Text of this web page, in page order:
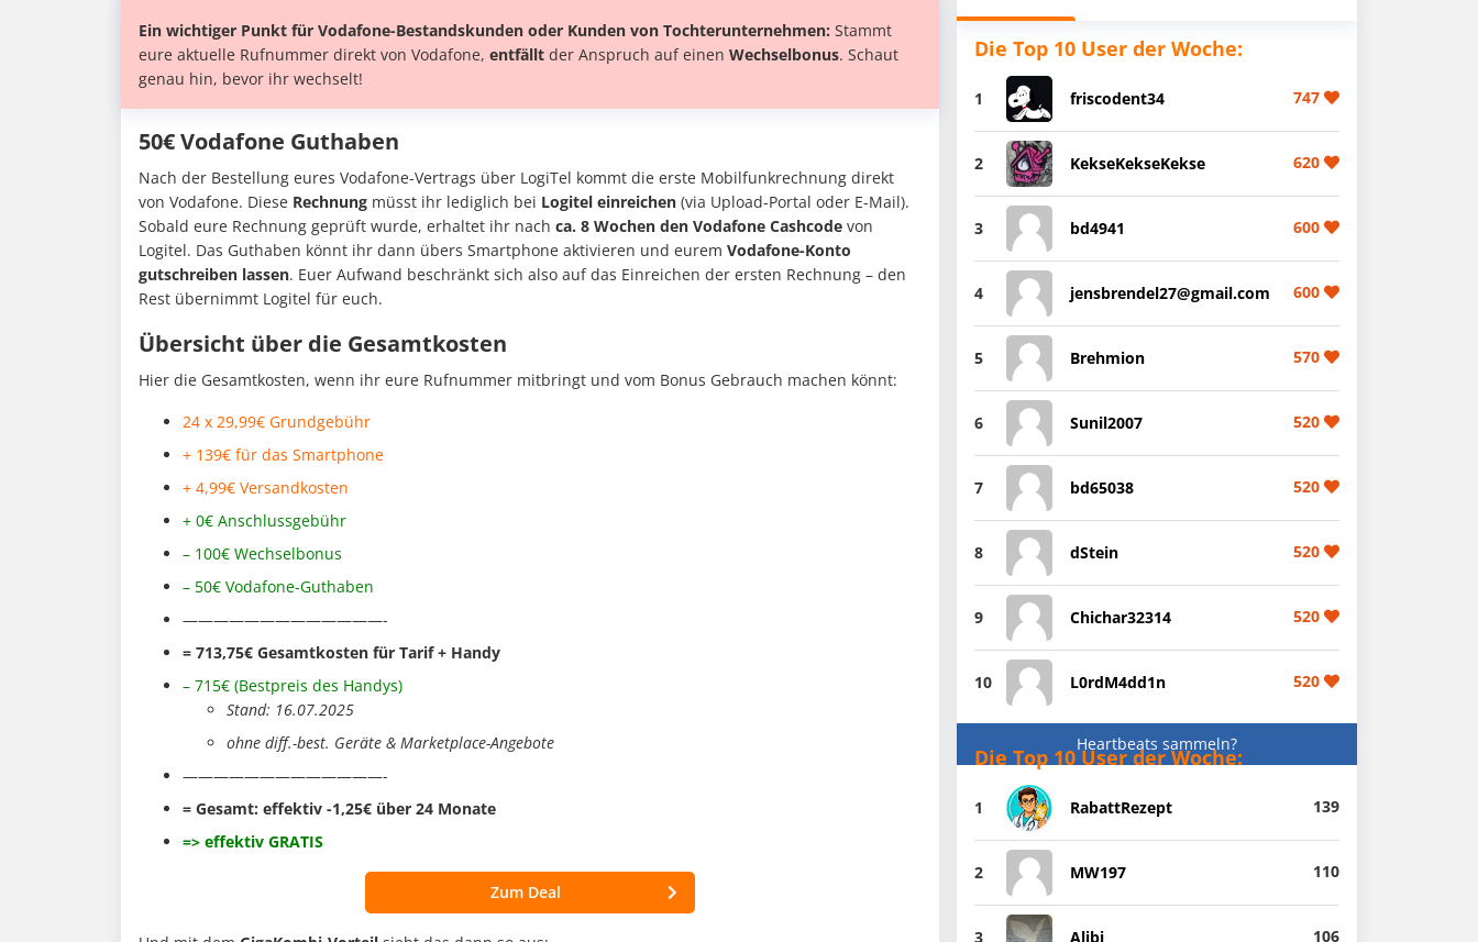
Ein wichtiger Punkt für Vodafone-Bestandskunden oder Kunden von Tochterunternehmen: Stammt
eure aktuelle Rufnummer direkt von Vodafone, entfällt der Anspruch auf einen Wechselbonus. Schaut
genau hin, bevor ihr wechselt!
50€ Vodafone Guthaben
Nach der Bestellung eures Vodafone-Vertrags über LogiTel kommt die erste Mobilfunkrechnung direkt
von Vodafone. Diese Rechnung müsst ihr lediglich bei Logitel einreichen (via Upload-Portal oder E-Mail).
Sobald eure Rechnung geprüft wurde, erhaltet ihr nach ca. 8 Wochen den Vodafone Cashcode von
Logitel. Das Guthaben könnt ihr dann übers Smartphone aktivieren und eurem Vodafone-Konto
gutschreiben lassen. Euer Aufwand beschränkt sich also auf das Einreichen der ersten Rechnung – den
Rest übernimmt Logitel für euch.
Übersicht über die Gesamtkosten
Hier die Gesamtkosten, wenn ihr eure Rufnummer mitbringt und vom Bonus Gebrauch machen könnt:
24 x 29,99€ Grundgebühr
+ 139€ für das Smartphone
+ 4,99€ Versandkosten
+ 0€ Anschlussgebühr
– 100€ Wechselbonus
– 50€ Vodafone-Guthaben
—————————————-
= 713,75€ Gesamtkosten für Tarif + Handy
– 715€ (Bestpreis des Handys)
Stand: 16.07.2025
ohne diff.-best. Geräte & Marketplace-Angebote
—————————————-
= Gesamt: effektiv -1,25€ über 24 Monate
=> effektiv GRATIS
Zum Deal
Die Top 10 User der Woche:
1 friscodent34 747
2 KekseKekseKekse 620
3 bd4941 600
4 jensbrendel27@gmail.com 600
5 Brehmion 570
6 Sunil2007 520
7 bd65038 520
8 dStein 520
9 Chichar32314 520
10 L0rdM4dd1n 520
Heartbeats sammeln?
Die Top 10 User der Woche:
1 RabattRezept 139
2 MW197 110
3 Alibi 106